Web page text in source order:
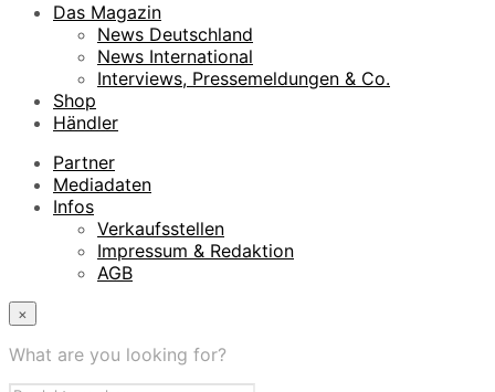
Das Magazin
News Deutschland
News International
Interviews, Pressemeldungen & Co.
Shop
Händler
Partner
Mediadaten
Infos
Verkaufsstellen
Impressum & Redaktion
AGB
×
What are you looking for?